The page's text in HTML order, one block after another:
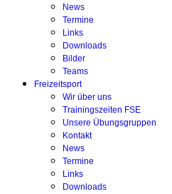
News
Termine
Links
Downloads
Bilder
Teams
Freizeitsport
Wir über uns
Trainingszeiten FSE
Unsere Übungsgruppen
Kontakt
News
Termine
Links
Downloads